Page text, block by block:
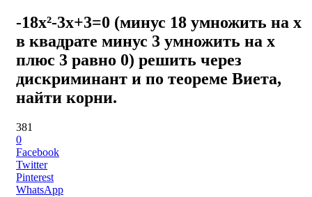
-18x²-3x+3=0 (минус 18 умножить на x
в квадрате минус 3 умножить на x
плюс 3 равно 0) решить через
дискриминант и по теореме Виета,
найти корни.
381
0
Facebook
Twitter
Pinterest
WhatsApp